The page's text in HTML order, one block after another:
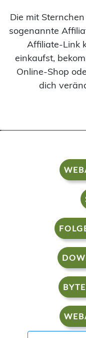
Die mit
sogenannte
Affiliate-Link
einkaufst,
Online-Shop
dich